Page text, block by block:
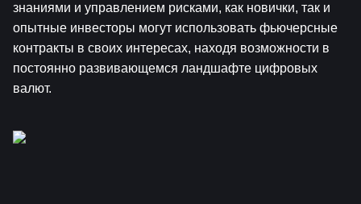
знаниями и управлением рисками, как новички, так и
опытные инвесторы могут использовать фьючерсные
контракты в своих интересах, находя возможности в
постоянно развивающемся ландшафте цифровых
валют.